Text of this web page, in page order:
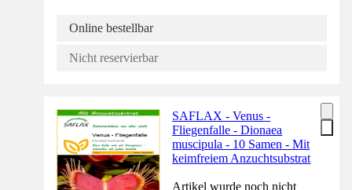
Online bestellbar
Nicht reservierbar
SAFLAX - Venus -
Fliegenfalle - Dionaea
muscipula - 10 Samen - Mit
keimfreiem Anzuchtsubstrat
Artikel wurde noch nicht